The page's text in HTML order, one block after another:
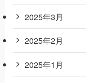
2025年3月
2025年2月
2025年1月